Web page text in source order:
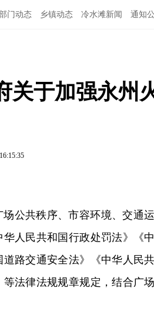
门动态 乡镇动态 冷水滩新闻 通知
关于加强永州
公共秩序、市容环境、交通
人民共和国行政处罚法》《
路交通安全法》《中华人民
法律法规规章规定，结合广